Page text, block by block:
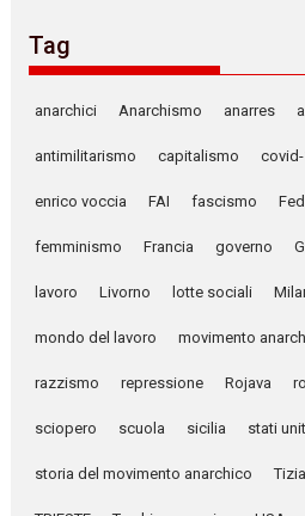
Tag
anarchici Anarchismo anarres
antimilitarismo capitalismo
enrico voccia FAI fascismo
femminismo Francia governo
lavoro Livorno lotte sociali
mondo del lavoro movimento
razzismo repressione Rojava
sciopero scuola sicilia stati
storia del movimento anarchico